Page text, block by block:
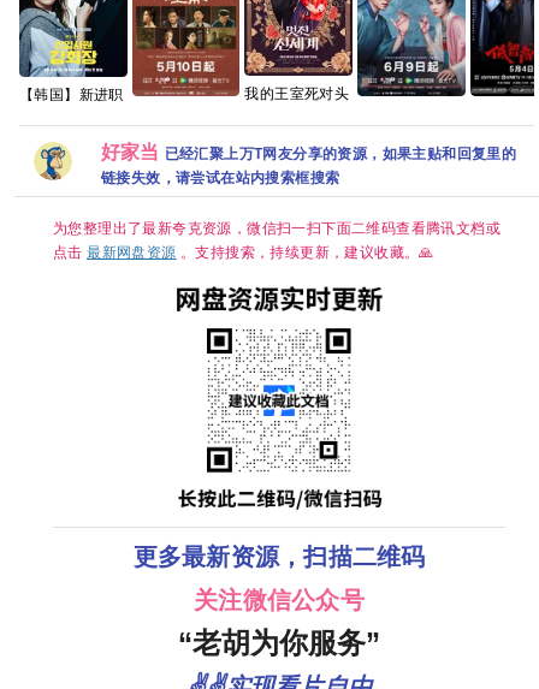
【韩国】新进职
(2026) 剧情 / 爱
情 / 奇幻 又名:
Reborn Rookie
/ Suddenly
Intern 夸克
臻彩- [剧情]张嘉
益/刘浩存/秦海
璐 国语中字 [单
集约1GB]
我的王室死对头
集】【穿越、爱
情】 【林智妍 /
许南俊】【韩剧
中字】
百度网盘1080P
高清免费资源分
享
贼记
【王骁/
】【悬疑/
字】【4K
好家当 已经汇聚上万T网友分享的资源，如果主贴和回复里的
链接失效，请尝试在站内搜索框搜索
为您整理出了最新夸克资源，微信扫一扫下面二维码查看腾讯文档或
点击最新网盘资源 。支持搜索，持续更新，建议收藏。🙏
更多最新资源，扫描二维码
关注微信公众号
“老胡为你服务”